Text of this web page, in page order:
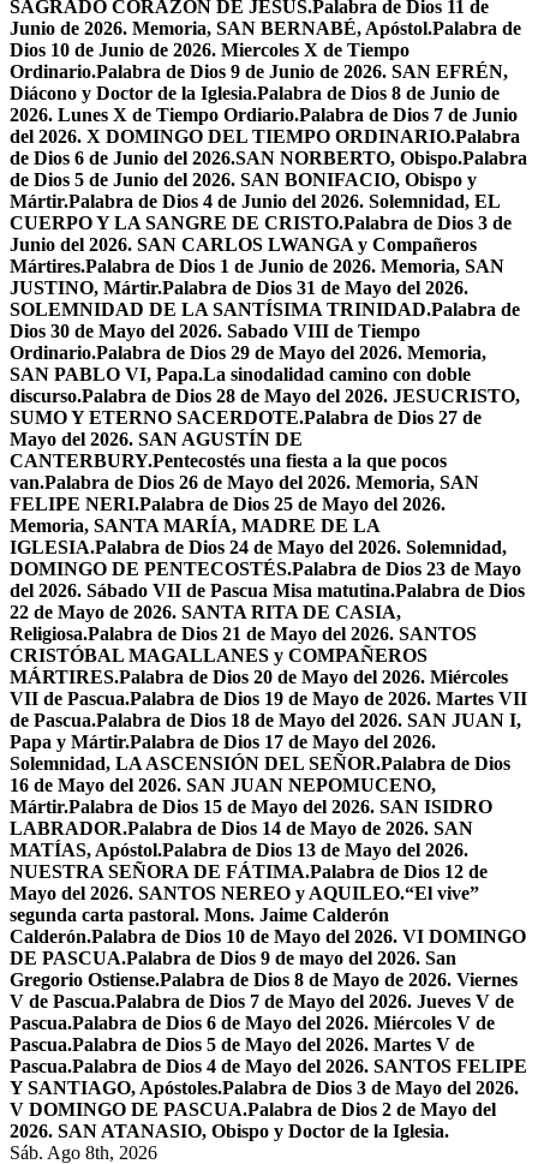
SAGRADO CORAZÓN DE JESÚS.Palabra de Dios 11 de
Junio de 2026. Memoria, SAN BERNABÉ, Apóstol.Palabra de
Dios 10 de Junio de 2026. Miercoles X de Tiempo
Ordinario.Palabra de Dios 9 de Junio de 2026. SAN EFRÉN,
Diácono y Doctor de la Iglesia.Palabra de Dios 8 de Junio de
2026. Lunes X de Tiempo Ordiario.Palabra de Dios 7 de Junio
del 2026. X DOMINGO DEL TIEMPO ORDINARIO.Palabra
de Dios 6 de Junio del 2026.SAN NORBERTO, Obispo.Palabra
de Dios 5 de Junio del 2026. SAN BONIFACIO, Obispo y
Mártir.Palabra de Dios 4 de Junio del 2026. Solemnidad, EL
CUERPO Y LA SANGRE DE CRISTO.Palabra de Dios 3 de
Junio del 2026. SAN CARLOS LWANGA y Compañeros
Mártires.Palabra de Dios 1 de Junio de 2026. Memoria, SAN
JUSTINO, Mártir.Palabra de Dios 31 de Mayo del 2026.
SOLEMNIDAD DE LA SANTÍSIMA TRINIDAD.Palabra de
Dios 30 de Mayo del 2026. Sabado VIII de Tiempo
Ordinario.Palabra de Dios 29 de Mayo del 2026. Memoria,
SAN PABLO VI, Papa.La sinodalidad camino con doble
discurso.Palabra de Dios 28 de Mayo del 2026. JESUCRISTO,
SUMO Y ETERNO SACERDOTE.Palabra de Dios 27 de
Mayo del 2026. SAN AGUSTÍN DE
CANTERBURY.Pentecostés una fiesta a la que pocos
van.Palabra de Dios 26 de Mayo del 2026. Memoria, SAN
FELIPE NERI.Palabra de Dios 25 de Mayo del 2026.
Memoria, SANTA MARÍA, MADRE DE LA
IGLESIA.Palabra de Dios 24 de Mayo del 2026. Solemnidad,
DOMINGO DE PENTECOSTÉS.Palabra de Dios 23 de Mayo
del 2026. Sábado VII de Pascua Misa matutina.Palabra de Dios
22 de Mayo de 2026. SANTA RITA DE CASIA,
Religiosa.Palabra de Dios 21 de Mayo del 2026. SANTOS
CRISTÓBAL MAGALLANES y COMPAÑEROS
MÁRTIRES.Palabra de Dios 20 de Mayo del 2026. Miércoles
VII de Pascua.Palabra de Dios 19 de Mayo de 2026. Martes VII
de Pascua.Palabra de Dios 18 de Mayo del 2026. SAN JUAN I,
Papa y Mártir.Palabra de Dios 17 de Mayo del 2026.
Solemnidad, LA ASCENSIÓN DEL SEÑOR.Palabra de Dios
16 de Mayo del 2026. SAN JUAN NEPOMUCENO,
Mártir.Palabra de Dios 15 de Mayo del 2026. SAN ISIDRO
LABRADOR.Palabra de Dios 14 de Mayo de 2026. SAN
MATÍAS, Apóstol.Palabra de Dios 13 de Mayo del 2026.
NUESTRA SEÑORA DE FÁTIMA.Palabra de Dios 12 de
Mayo del 2026. SANTOS NEREO y AQUILEO.“El vive”
segunda carta pastoral. Mons. Jaime Calderón
Calderón.Palabra de Dios 10 de Mayo del 2026. VI DOMINGO
DE PASCUA.Palabra de Dios 9 de mayo del 2026. San
Gregorio Ostiense.Palabra de Dios 8 de Mayo de 2026. Viernes
V de Pascua.Palabra de Dios 7 de Mayo del 2026. Jueves V de
Pascua.Palabra de Dios 6 de Mayo del 2026. Miércoles V de
Pascua.Palabra de Dios 5 de Mayo del 2026. Martes V de
Pascua.Palabra de Dios 4 de Mayo del 2026. SANTOS FELIPE
Y SANTIAGO, Apóstoles.Palabra de Dios 3 de Mayo del 2026.
V DOMINGO DE PASCUA.Palabra de Dios 2 de Mayo del
2026. SAN ATANASIO, Obispo y Doctor de la Iglesia.
Sáb. Ago 8th, 2026